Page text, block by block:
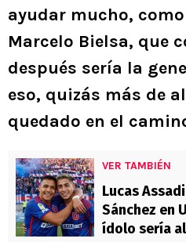
ayudar mucho,
Marcelo Bielsa, que
después sería la
eso, quizás más de
quedado en el
VER TAMBIÉN
Lucas
Sánchez en
ídolo sería